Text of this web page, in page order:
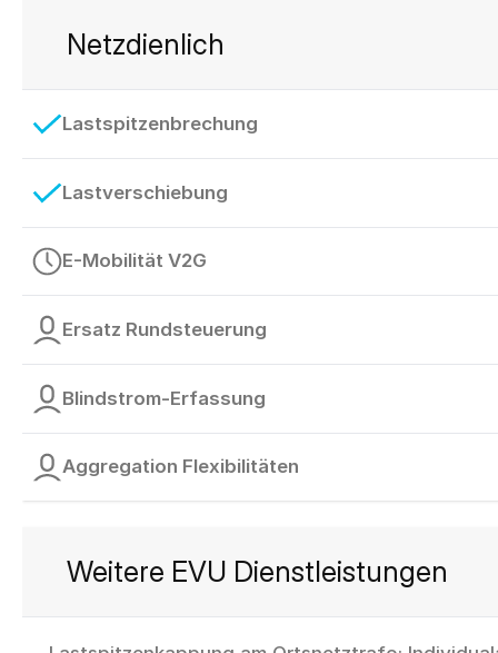
Netzdienlich
Lastspitzenbrechung
Lastverschiebung
E-Mobilität V2G
Ersatz Rundsteuerung
Blindstrom-Erfassung
Aggregation Flexibilitäten
Weitere EVU Dienstleistungen